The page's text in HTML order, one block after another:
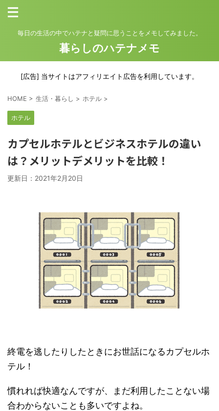
毎日の生活の中でハテナと疑問に思うことをメモしてみました。
暮らしのハテナメモ
[広告] 当サイトはアフィリエイト広告を利用しています。
HOME > 生活・暮らし > ホテル >
ホテル
カプセルホテルとビジネスホテルの違い
は？メリットデメリットを比較！
更新日： 2021年2月20日
終電を逃したりしたときにお世話になるカプセルホ
テル！
慣れれば快適なんですが、まだ利用したことない場
合わからないことも多いですよね。